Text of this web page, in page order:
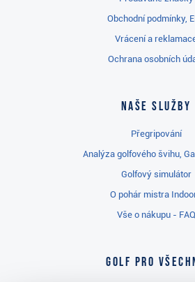
Obchodní podmínky,
Vrácení a
Ochrana osobních
Naše služby
Přegripování
Analýza golfového švihu,
Golfový simulátor
O pohár mistra
Vše o nákupu - FAQ
Golf pro